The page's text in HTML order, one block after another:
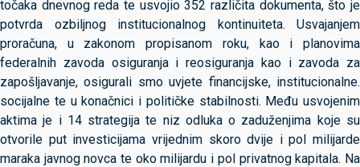
točaka dnevnog reda te usvojio 352 različita dokumenta, što je
potvrda ozbiljnog institucionalnog kontinuiteta. Usvajanjem
proračuna, u zakonom propisanom roku, kao i planovima
federalnih zavoda osiguranja i reosiguranja kao i zavoda za
zapošljavanje, osigurali smo uvjete financijske, institucionalne.
socijalne te u konačnici i političke stabilnosti. Među usvojenim
aktima je i 14 strategija te niz odluka o zaduženjima koje su
otvorile put investicijama vrijednim skoro dvije i pol milijarde
maraka javnog novca te oko milijardu i pol privatnog kapitala. Na